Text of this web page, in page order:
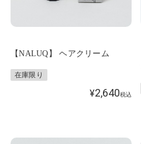
【NALUQ】 ヘアクリーム
在庫限り
¥2,640税込